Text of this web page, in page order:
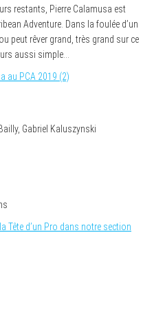
restants, Pierre Calamusa est
Adventure. Dans la foulée d’un
peut rêver grand, très grand sur ce
aussi simple…
au PCA 2019 (2)
Gabriel Kaluszynski
Tête d’un Pro dans notre section